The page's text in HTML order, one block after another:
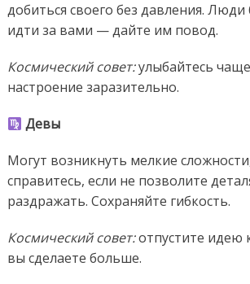
добиться своего без давления. Люди
идти за вами — дайте им повод.
Космический совет:улыбайтесь
настроение заразительно.
Девы
Могут возникнуть мелкие
справитесь, если не позволите
раздражать. Сохраняйте гибкость.
Космический совет:отпустите идею
вы сделаете больше.